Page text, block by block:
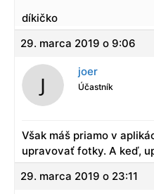
díkičko
29. marca 2019 o 9:06
joer
Účastník
Však máš priamo v
upravovať fotky. A keď,
29. marca 2019 o 23:11